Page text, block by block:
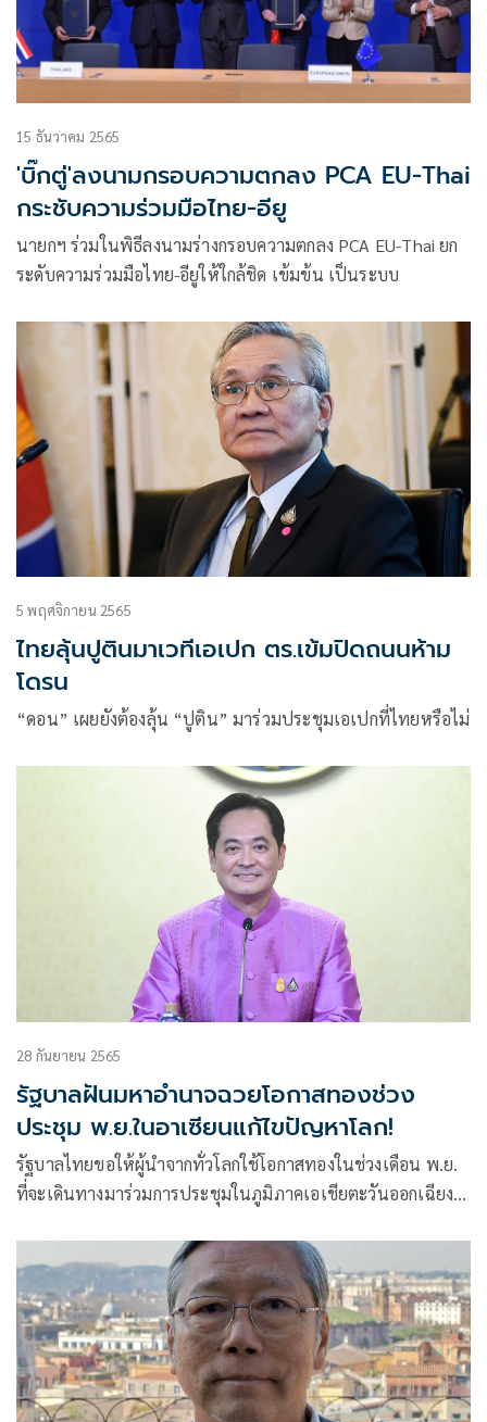
15 ธันวาคม 2565
'บิ๊กตู่'ลงนามกรอบความตกลง PCA EU-Thai
กระชับความร่วมมือไทย-อียู
นายกฯ ร่วมในพิธีลงนามร่างกรอบความตกลง PCA EU-Thai ยก
ระดับความร่วมมือไทย-อียูให้ใกล้ชิด เข้มข้น เป็นระบบ
5 พฤศจิกายน 2565
ไทยลุ้นปูตินมาเวทีเอเปก ตร.เข้มปิดถนนห้าม
โดรน
“ดอน” เผยยังต้องลุ้น “ปูติน” มาร่วมประชุมเอเปกที่ไทยหรือไม่
28 กันยายน 2565
รัฐบาลฝันมหาอำนาจฉวยโอกาสทองช่วง
ประชุม พ.ย.ในอาเซียนแก้ไขปัญหาโลก!
รัฐบาลไทยขอให้ผู้นำจากทั่วโลกใช้โอกาสทองในช่วงเดือน พ.ย.
ที่จะเดินทางมาร่วมการประชุมในภูมิภาคเอเชียตะวันออกเฉียง